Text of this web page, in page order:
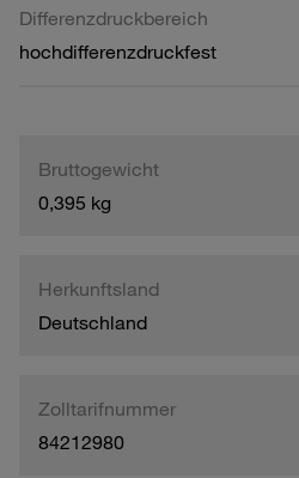
Differenzdruckbereich
hochdifferenzdruckfest
Bruttogewicht
0,395 kg
Herkunftsland
Deutschland
Zolltarifnummer
84212980